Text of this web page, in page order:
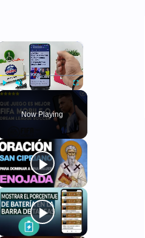
×
Play Fullscreen
Now Playing